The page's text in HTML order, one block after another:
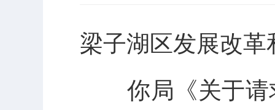
梁子湖区发展改
你局《关于请